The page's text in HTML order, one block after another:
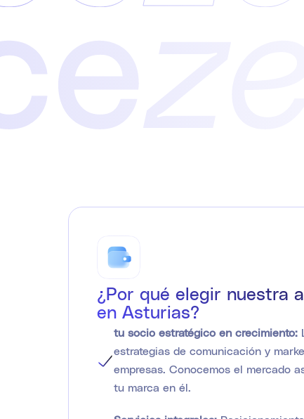
¿Por qué elegir nuestra
en Asturias?
tu socio estratégico en crecimiento:
estrategias de comunicación y
empresas. Conocemos el mercado
tu marca en él.